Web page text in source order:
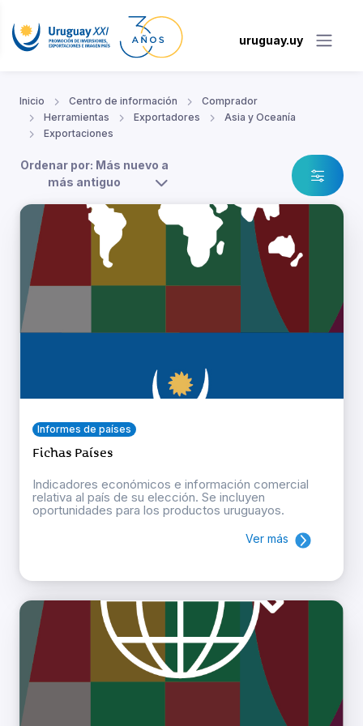
uruguay.uy
Inicio Centro de información
Comprador
Herramientas
Exportadores
Asia y Oceanía
Exportaciones
Ordenar por: Más nuevo a
más antiguo
Informes de países
Fichas Países
Indicadores económicos e información comercial
relativa al país de su elección. Se incluyen
oportunidades para los productos uruguayos.
Ver más